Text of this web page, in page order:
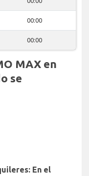
00:00
00:00
MAX en
se
En el